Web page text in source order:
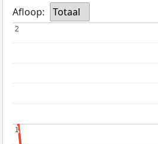
Afloop: Totaal
1
1
2
2